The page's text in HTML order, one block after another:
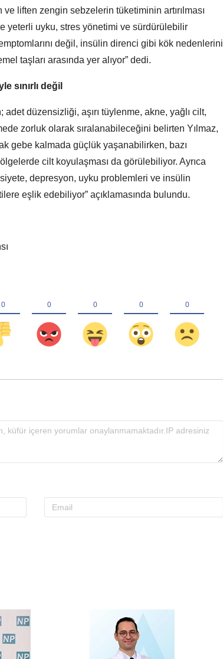
ve liften zengin sebzelerin tüketiminin artırılması
yeterli uyku, stres yönetimi ve sürdürülebilir
değil, insülin direnci gibi kök nedenlerini
taşları arasında yer alıyor” dedi.
sınırlı değil
adet düzensizliği, aşırı tüylenme, akne, yağlı cilt,
zorluk olarak sıralanabileceğini belirten Yılmaz,
gebe kalmada güçlük yaşanabilirken, bazı
cilt koyulaşması da görülebiliyor. Ayrıca
depresyon, uyku problemleri ve insülin
eşlik edebiliyor” açıklamasında bulundu.